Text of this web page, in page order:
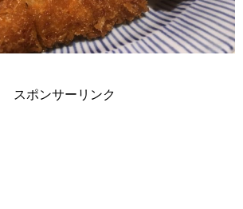
スポンサーリンク